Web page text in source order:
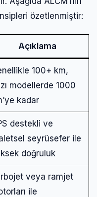
özetlenmiştir:
Açıklama
100+ km,
modellerde 1000
kadar
destekli ve
seyrüsefer ile
doğruluk
veya ramjet
ile